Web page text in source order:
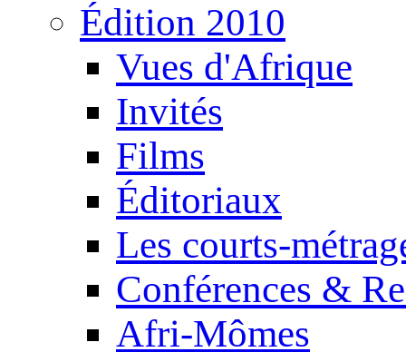
Édition 2010
Vues d'Afrique
Invités
Films
Éditoriaux
Les courts-
Conférences &
Afri-Mômes